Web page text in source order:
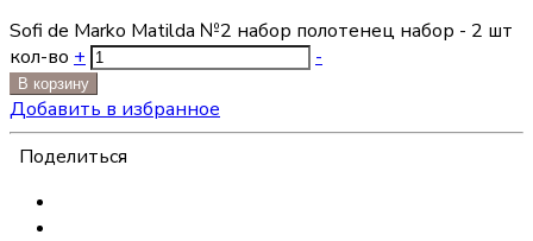
Sofi de Marko Matilda №2 набор полотенец набор - 2 шт
кол-во + -
В корзину
Добавить в избранное
Поделиться